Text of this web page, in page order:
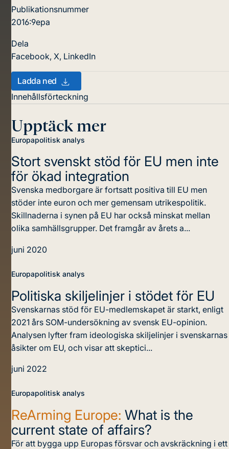
Publikationsnummer
2016:9epa
Dela
Facebook, X, LinkedIn
Ladda ned
Innehållsförteckning
Upptäck mer
Europapolitisk analys
Stort svenskt stöd för EU men inte
för ökad integration
Svenska medborgare är fortsatt positiva till EU men
stöder inte euron och mer gemensam utrikespolitik.
Skillnaderna i synen på EU har också minskat mellan
olika samhällsgrupper. Det framgår av årets a...
juni 2020
Europapolitisk analys
Politiska skiljelinjer i stödet för EU
Svenskarnas stöd för EU-medlemskapet är starkt, enligt
2021 års SOM-undersökning av svensk EU-opinion.
Analysen lyfter fram ideologiska skiljelinjer i svenskarnas
åsikter om EU, och visar att skeptici...
juni 2022
Europapolitisk analys
ReArming Europe:What is the
current state of affairs?
För att bygga upp Europas försvar och avskräckning i ett